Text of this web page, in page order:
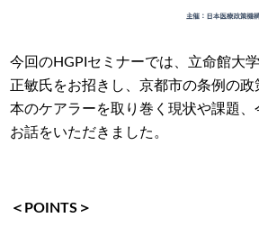
今回のHGPIセミナーでは、立命館大
正敏氏をお招きし、京都市の条例の政
本のケアラーを取り巻く現状や課題、
お話をいただきました。
＜POINTS＞